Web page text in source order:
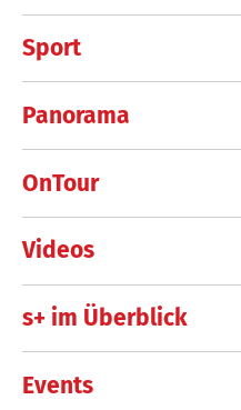
Sport
Panorama
OnTour
Videos
s+ im Überblick
Events